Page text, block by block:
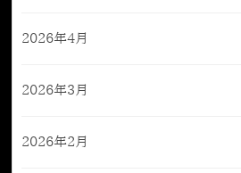
2026年4月
2026年3月
2026年2月